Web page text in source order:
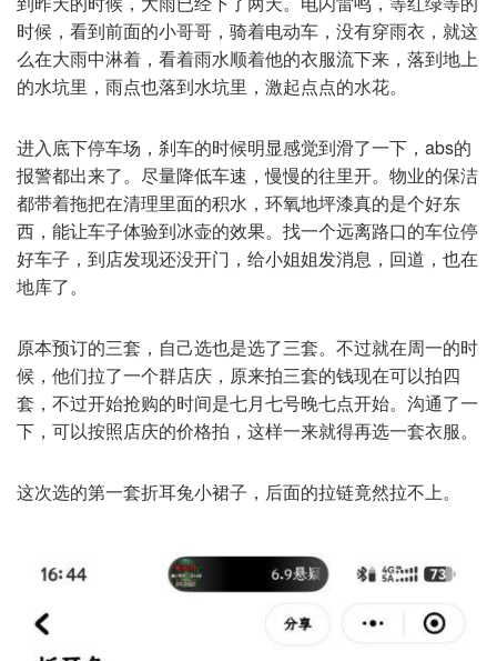
时候，看到前面的小哥哥，骑着电动车，没有穿雨衣，就这
么在大雨中淋着，看着雨水顺着他的衣服流下来，落到地上
的水坑里，雨点也落到水坑里，激起点点的水花。
进入底下停车场，刹车的时候明显感觉到滑了一下，abs的
报警都出来了。尽量降低车速，慢慢的往里开。物业的保洁
都带着拖把在清理里面的积水，环氧地坪漆真的是个好东
西，能让车子体验到冰壶的效果。找一个远离路口的车位停
好车子，到店发现还没开门，给小姐姐发消息，回道，也在
地库了。
原本预订的三套，自己选也是选了三套。不过就在周一的时
候，他们拉了一个群店庆，原来拍三套的钱现在可以拍四
套，不过开始抢购的时间是七月七号晚七点开始。沟通了一
下，可以按照店庆的价格拍，这样一来就得再选一套衣服。
这次选的第一套折耳兔小裙子，后面的拉链竟然拉不上。